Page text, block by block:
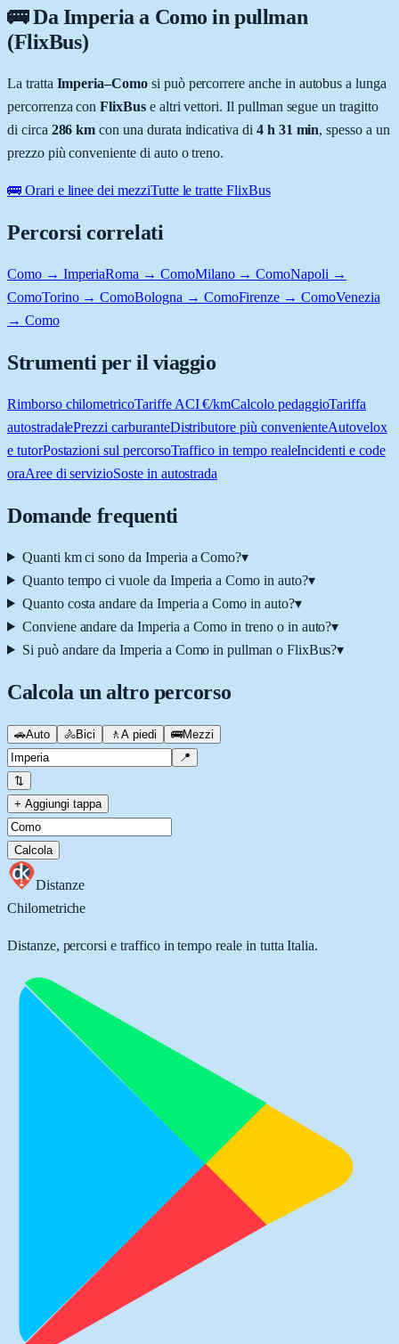
🚌 DaImperiaa Como in pullman
(FlixBus)
La tratta Imperia–Comosi può percorrere anche in autobus a lunga
percorrenza conFlixBuse altri vettori. Il pullman segue un tragitto
di circa 286 km con una durata indicativa di 4 h 31 min, spesso a un
prezzo più conveniente di auto o treno.
🚌 Orari e linee dei mezziTutte le tratte FlixBus
Percorsi correlati
Como → ImperiaRoma → ComoMilano → ComoNapoli →
ComoTorino → ComoBologna → ComoFirenze → ComoVenezia
→ Como
Strumenti per il viaggio
Rimborso chilometricoTariffe ACI €/kmCalcolo pedaggioTariffa
autostradalePrezzi carburanteDistributore più convenienteAutovelox
e tutorPostazioni sul percorsoTraffico in tempo realeIncidenti e code
oraAree di servizioSoste in autostrada
Domande frequenti
Quanti km ci sono da Imperia a Como?▾
Quanto tempo ci vuole da Imperia a Como in auto?▾
Quanto costa andare da Imperia a Como in auto?▾
Conviene andare da Imperia a Como in treno o in auto?▾
Si può andare da Imperia a Como in pullman o FlixBus?▾
Calcola un altro percorso
🚗Auto 🚴Bici 🚶 A piedi 🚌Mezzi
📍
⇅
+ Aggiungi tappa
Calcola
Distanze
Chilometriche
Distanze, percorsi e traffico in tempo reale in tutta Italia.